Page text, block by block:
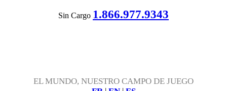
Sin Cargo 1.866.977.9343
EL MUNDO, NUESTRO CAMPO DE JUEGO